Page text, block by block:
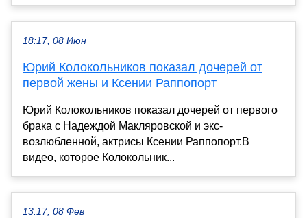
18:17, 08 Июн
Юрий Колокольников показал дочерей от
первой жены и Ксении Раппопорт
Юрий Колокольников показал дочерей от первого
брака с Надеждой Макляровской и экс-
возлюбленной, актрисы Ксении Раппопорт.В
видео, которое Колокольник...
13:17, 08 Фев